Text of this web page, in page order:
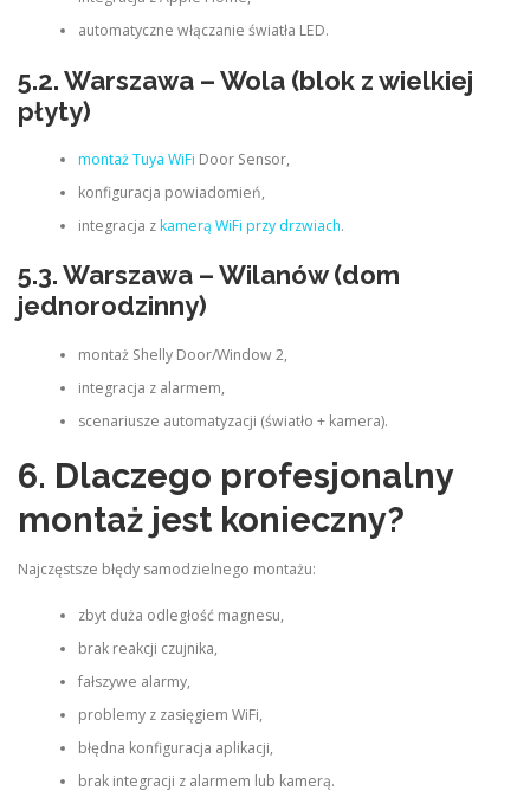
automatyczne włączanie światła LED.
5.2. Warszawa – Wola (blok z wielkiej
płyty)
montaż Tuya WiFi Door Sensor,
konfiguracja powiadomień,
integracja zkamerą WiFi przy drzwiach.
5.3. Warszawa – Wilanów (dom
jednorodzinny)
montaż Shelly Door/Window 2,
integracja z alarmem,
scenariusze automatyzacji (światło + kamera).
6. Dlaczego profesjonalny
montaż jest konieczny?
Najczęstsze błędy samodzielnego montażu:
zbyt duża odległość magnesu,
brak reakcji czujnika,
fałszywe alarmy,
problemy z zasięgiem WiFi,
błędna konfiguracja aplikacji,
brak integracji z alarmem lub kamerą.